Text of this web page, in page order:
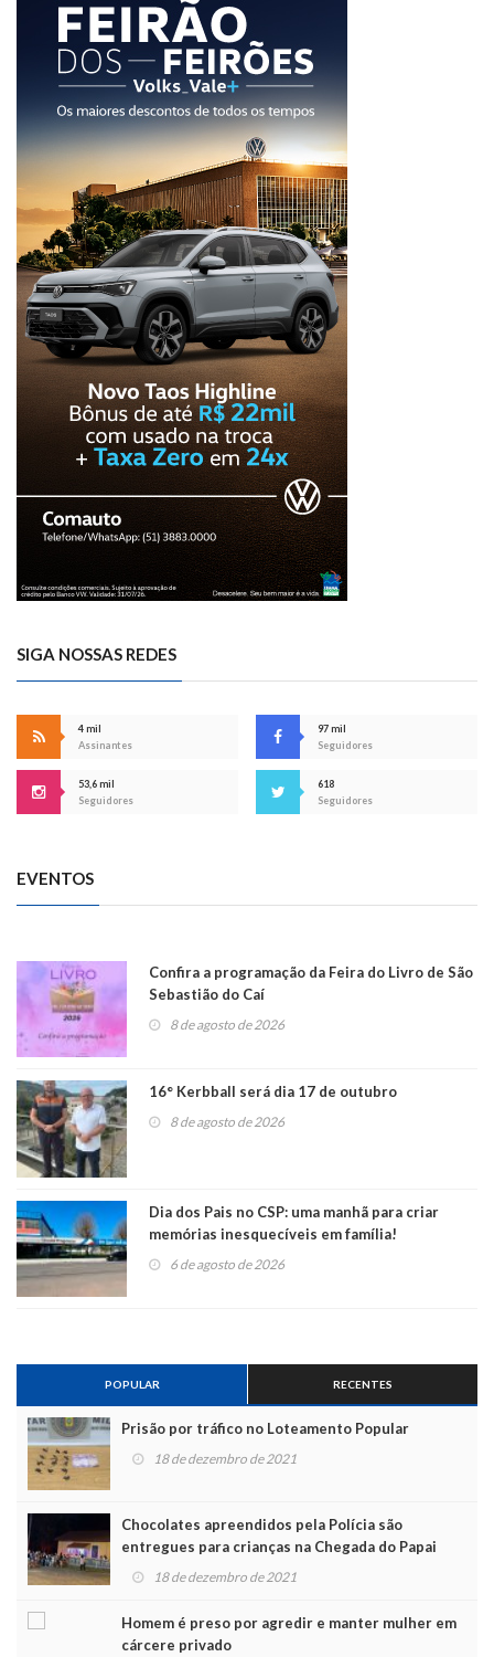
SIGA NOSSAS REDES
4 mil
Assinantes
97 mil
Seguidores
53,6 mil
Seguidores
618
Seguidores
EVENTOS
Confira a programação da Feira do Livro de São
Sebastião do Caí
8 de agosto de 2026
16° Kerbball será dia 17 de outubro
8 de agosto de 2026
Dia dos Pais no CSP: uma manhã para criar
memórias inesquecíveis em família!
6 de agosto de 2026
POPULAR RECENTES
Prisão por tráfico no Loteamento Popular
18 de dezembro de 2021
Chocolates apreendidos pela Polícia são
entregues para crianças na Chegada do Papai
Noel
18 de dezembro de 2021
Homem é preso por agredir e manter mulher em
cárcere privado